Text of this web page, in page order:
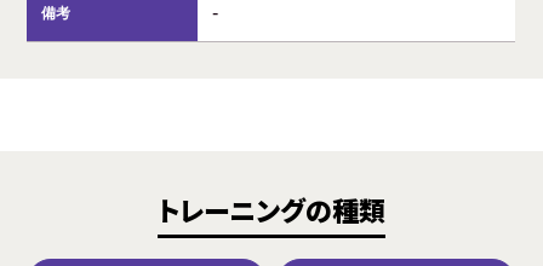
備考 -
トレーニングの種類